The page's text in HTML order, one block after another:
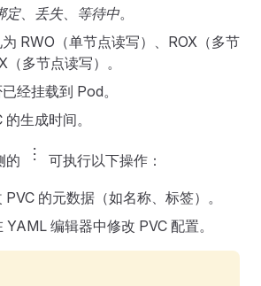
定、 丢失、 等待中。
为 RWO（单节点读写）、ROX（多节
多节点读写）。
已经挂载到 Pod。
的生成时间。
的 more_vert 可执行以下操作：
的元数据（如名称、标签）。
编辑器中修改 PVC 配置。